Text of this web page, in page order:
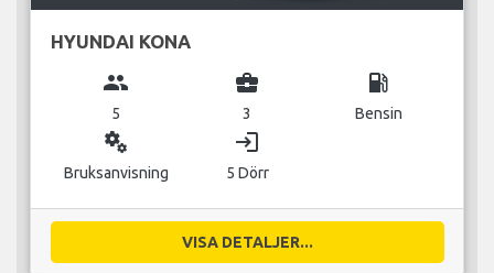
HYUNDAI KONA
group
5
business_center
3
local_gas_station
Bensin
miscellaneous_services
Bruksanvisning
login
5 Dörr
VISA DETALJER...